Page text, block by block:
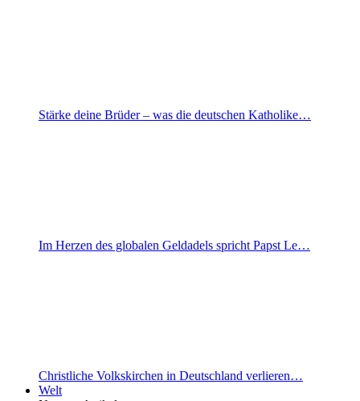
Stärke deine Brüder – was die deutschen Katholike…
Im Herzen des globalen Geldadels spricht Papst Le…
Christliche Volkskirchen in Deutschland verlieren…
Welt